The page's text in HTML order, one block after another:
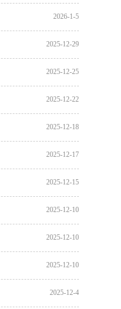
2026-1-5
2025-12-29
2025-12-25
2025-12-22
2025-12-18
2025-12-17
2025-12-15
2025-12-10
2025-12-10
2025-12-10
2025-12-4